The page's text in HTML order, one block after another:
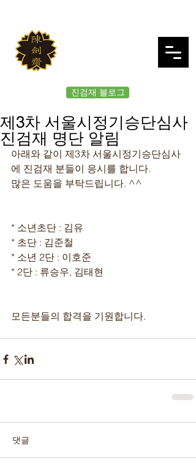
진검재 블로그
제3차 서울시정기승단심사
진검재 명단 알림
아래와 같이 제3차 서울시정기승단심사
에 진검재 분들이 응시를 합니다.
많은 도움을 부탁드립니다. ^^
* 소년초단 : 김유
* 초단 : 김준철
* 소년 2단 : 이호준
* 2단 : 류승우, 김태현
모든분들의 합격을 기원합니다.
댓글